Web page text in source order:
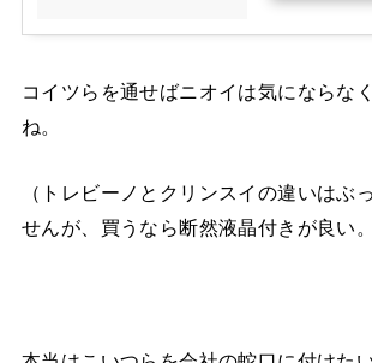
コイツらを通せばニオイは気にならな
ね。
（トレビーノとクリンスイの違いはぶ
せんが、買うなら断然液晶付きが良い。